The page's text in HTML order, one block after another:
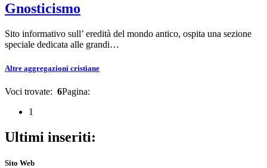
Gnosticismo
Sito informativo sull’ eredità del mondo antico, ospita una sezione
speciale dedicata alle grandi…
Altre aggregazioni cristiane
Voci trovate: 6Pagina:
1
Ultimi inseriti:
Sito Web